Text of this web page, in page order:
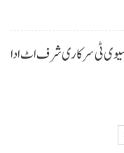
سیوی ٹی سرکاری شرف اٹ ادا